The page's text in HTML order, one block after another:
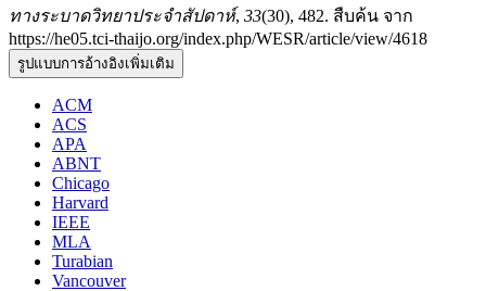
ทางระบาดวิทยาประจำสัปดาห์, 33(30), 482. สืบค้น จาก
https://he05.tci-thaijo.org/index.php/WESR/article/view/4618
รูปแบบการอ้างอิงเพิ่มเติม
ACM
ACS
APA
ABNT
Chicago
Harvard
IEEE
MLA
Turabian
Vancouver